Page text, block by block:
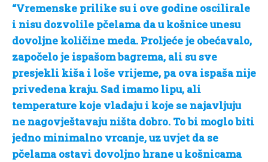
“Vremenske prilike su i ove godine oscilirale
i nisu dozvolile pčelama da u košnice unesu
dovoljne količine meda. Proljeće je obećavalo,
započelo je ispašom bagrema, ali su sve
presjekli kiša i loše vrijeme, pa ova ispaša nije
privedena kraju. Sad imamo lipu, ali
temperature koje vladaju i koje se najavljuju
ne nagovještavaju ništa dobro. To bi moglo biti
jedno minimalno vrcanje, uz uvjet da se
pčelama ostavi dovoljno hrane u košnicama